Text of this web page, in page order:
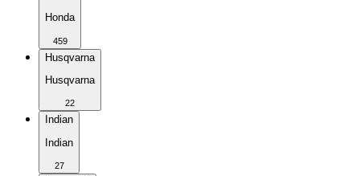
Honda
459
Husqvarna
Husqvarna
22
Indian
Indian
27